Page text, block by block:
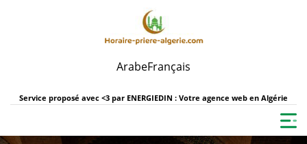
ArabeFrançais
Service proposé avec <3 par ENERGIEDIN : Votre agence web en Algérie